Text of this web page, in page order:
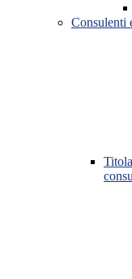
Consulenti